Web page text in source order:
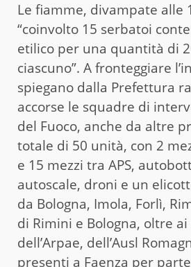
Le fiamme, divampate alle
“coinvolto 15 serbatoi
etilico per una quantità di
ciascuno”. A fronteggiare
spiegano dalla Prefettura
accorse le squadre di
del Fuoco, anche da altre
totale di 50 unità, con 2
e 15 mezzi tra APS,
autoscale, droni e un
da Bologna, Imola, Forlì,
di Rimini e Bologna, oltre
dell’Arpae, dell’Ausl
presenti a Faenza per